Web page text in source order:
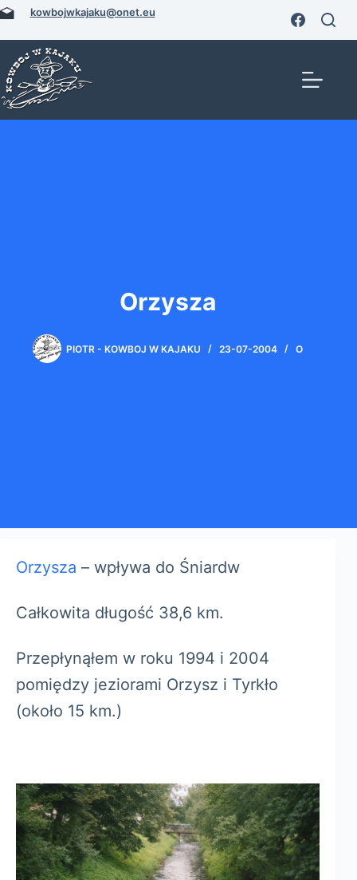
Przejdź
treści
kowbojwkajaku@onet.eu
Orzysza
PIOTR - KOWBOJ W KAJAKU 23-07-2004 O
Orzysza – wpływa do Śniardw
Całkowita długość 38,6 km.
Przepłynąłem w roku 1994 i 2004
pomiędzy jeziorami Orzysz i Tyrkło
(około 15 km.)